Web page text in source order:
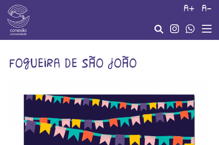
a+ a-
fogueira de são joão